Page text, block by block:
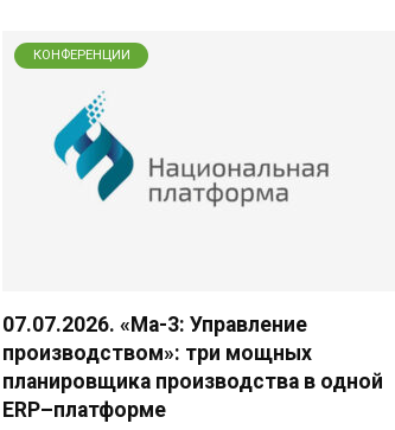
КОНФЕРЕНЦИИ
07.07.2026. «Ма-3: Управление
производством»: три мощных
планировщика производства в одной
ERP–платформе